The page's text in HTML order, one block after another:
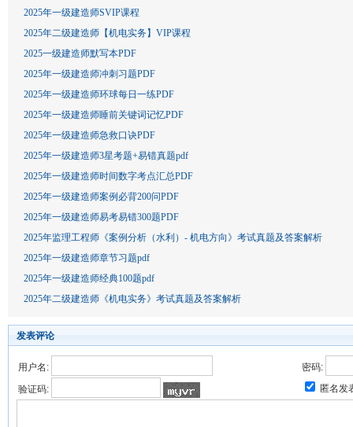
2025年一级建造师SVIP课程
2025年二级建造师【机电实务】VIP课程
2025一级建造师默写本PDF
2025年一级建造师冲刺习题PDF
2025年一级建造师环球每日一练PDF
2025年一级建造师睡前关键词记忆PDF
2025年一级建造师急救口诀PDF
2025年一级建造师3星考题+易错真题pdf
2025年一级建造师时间数字考点汇总PDF
2025年一级建造师案例必背200问PDF
2025年一级建造师易考易错300题PDF
2025年监理工程师《案例分析（水利）- 机电方向》考试真题及答案解析
2025年一级建造师章节习题pdf
2025年一级建造师经典100题pdf
2025年二级建造师《机电实务》考试真题及答案解析
发表评论
用户名:
密码:
验证码:
匿名发